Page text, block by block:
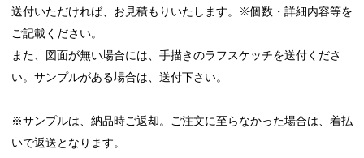
送付いただければ、お見積もりいたします。※個数・詳細内容等を
ご記載ください。
また、図面が無い場合には、手描きのラフスケッチを送付くださ
い。サンプルがある場合は、送付下さい。
※サンプルは、納品時ご返却。ご注文に至らなかった場合は、着払
いで返送となります。